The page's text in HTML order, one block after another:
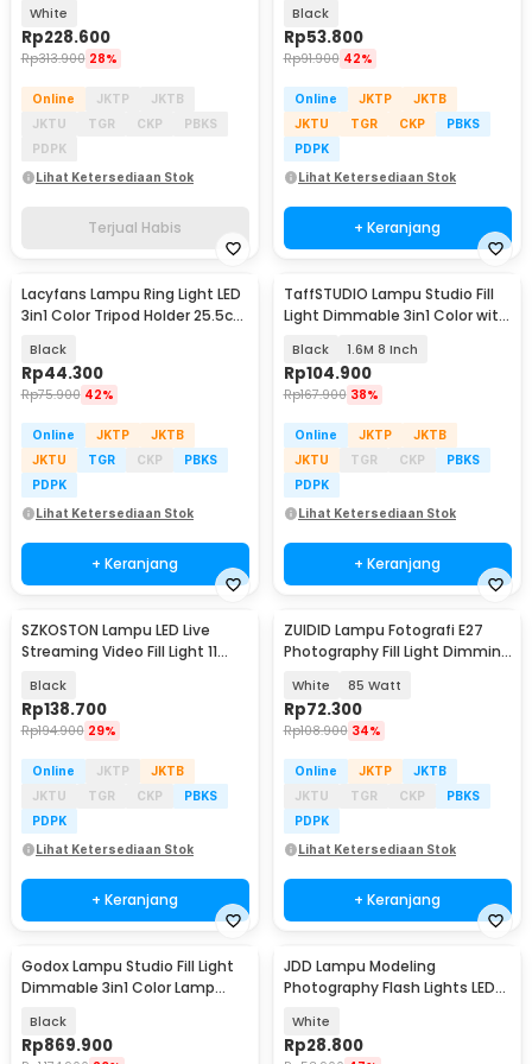
BGD-17
White
Rp228.600
Rp313.900 28%
Online JKTP
JKTB
JKTU
TGR CKP
PBKS
PDPK
Lihat Ketersediaan Stok
Terjual Habis
Black
Rp53.800
Rp91.900 42%
Online JKTP
JKTB
JKTU
TGR CKP
PBKS
PDPK
Lihat Ketersediaan Stok
+ Keranjang
Lacyfans Lampu Ring Light LED
3in1 Color Tripod Holder 25.5cm
Black
Rp44.300
Rp75.900 42%
Online JKTP
JKTB
JKTU
TGR CKP
PBKS
PDPK
Lihat Ketersediaan Stok
+ Keranjang
TaffSTUDIO Lampu Studio Fill
Light Dimmable 3in1 Color with
Black 1.6M 8 Inch
Rp104.900
Rp167.900 38%
Online JKTP
JKTB
JKTU
TGR CKP
PBKS
PDPK
Lihat Ketersediaan Stok
+ Keranjang
SZKOSTON Lampu LED Live
Streaming Video Fill Light 11
Black
Rp138.700
Rp194.900 29%
Online JKTP
JKTB
JKTU
TGR CKP
PBKS
PDPK
Lihat Ketersediaan Stok
+ Keranjang
ZUIDID Lampu Fotografi E27
Photography Fill Light Dimming
White 85 Watt
Rp72.300
Rp108.900 34%
Online JKTP
JKTB
JKTU
TGR CKP
PBKS
PDPK
Lihat Ketersediaan Stok
+ Keranjang
Godox Lampu Studio Fill Light
Dimmable 3in1 Color Lamp
Black
Rp869.900
JDD Lampu Modeling
Photography Flash Lights LED
White
Rp28.800